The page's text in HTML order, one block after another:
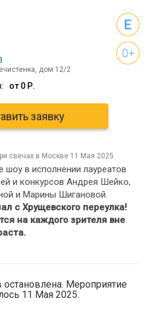
дом 12/2
от 0 Р.
заявку
свечах в Москве 11 Мая 2025.
в исполнении лауреатов
и конкурсов Андрея Шейко,
и Марины Шигановой.
с Хрущевского переулка!
на каждого зрителя вне
Мероприятие
11 Мая 2025.